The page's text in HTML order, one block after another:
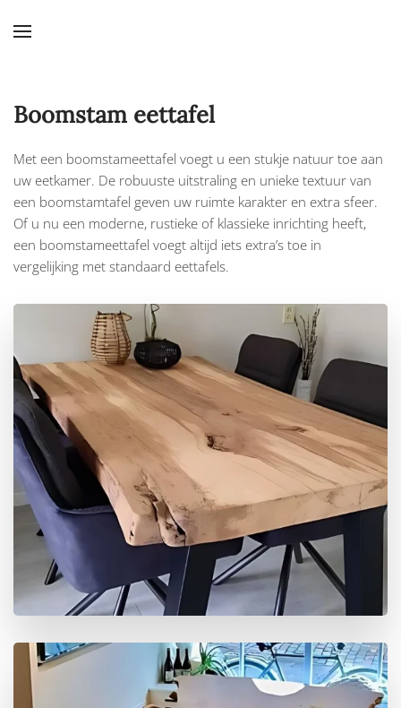
Boomstam eettafel
Met een boomstameettafel voegt u een stukje natuur toe aan
uw eetkamer. De robuuste uitstraling en unieke textuur van
een boomstamtafel geven uw ruimte karakter en extra sfeer.
Of u nu een moderne, rustieke of klassieke inrichting heeft,
een boomstameettafel voegt altijd iets extra’s toe in
vergelijking met standaard eettafels.